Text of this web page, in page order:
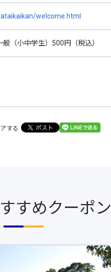
welcome.html
（小中学生）500円（税込）
する
すめクーポン